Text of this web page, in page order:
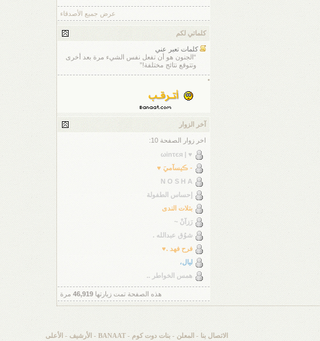
عرض جميع الأصدقاء
كلماتي لكم
كلمات تعبر عني
“الجنون هو أن تفعل نفس الشيء مرة بعد أخرى
وتتوقع نتائج مختلفة!”
آخر الزوار
اخر زوار الصفحة 10:
♥ | ωinτєя
- ڪيسآميَ ♥
N O S H A
إحساس الطفولة
بتلات الندى
رَزآنْ ~
شوُق عبدالله .
فرح فهد .♥
ليال،
همس الخواطر ..
هذه الصفحة تمت زيارتها 46,919مرة
الاتصال بنا - المعلن -بنات دوت كوم - BANAAT - الأرشيف - الأعلى